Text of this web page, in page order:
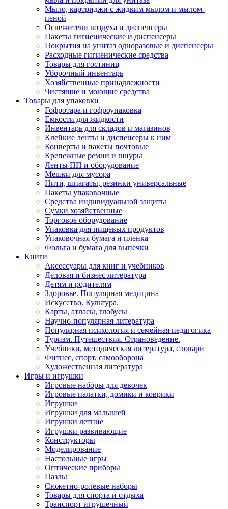
Мыло, картриджи с жидким мылом и мылом-
пеной
Освежители воздуха и диспенсеры
Пакеты гигиенические и диспенсеры
Покрытия на унитаз одноразовые и диспенсеры
Расходные гигиенические средства
Товары для гостиниц
Уборочный инвентарь
Хозяйственные принадлежности
Чистящие и моющие средства
Товары для упаковки
Гофротара и гофроупаковка
Емкости для жидкости
Инвентарь для складов и магазинов
Клейкие ленты и диспенсеры к ним
Конверты и пакеты почтовые
Крепежные ремни и шнуры
Ленты ПП и оборудование
Мешки для мусора
Нити, шпагаты, резинки универсальные
Пакеты упаковочные
Средства индивидуальной защиты
Сумки хозяйственные
Торговое оборудование
Упаковка для пищевых продуктов
Упаковочная бумага и пленка
Фольга и бумага для выпечки
Книги
Аксессуары для книг и учебников
Деловая и бизнес литература
Детям и родителям
Здоровье. Популярная медицина
Искусство. Культура.
Карты, атласы, глобусы
Научно-популярная литература
Популярная психология и семейная педагогика
Туризм. Путешествия. Страноведение.
Учебники, методическая литература, словари
Фитнес, спорт, самооборона
Художественная литература
Игры и игрушки
Игровые наборы для девочек
Игровые палатки, домики и коврики
Игрушки
Игрушки для малышей
Игрушки летние
Игрушки развивающие
Конструкторы
Моделирование
Настольные игры
Оптические приборы
Пазлы
Сюжетно-ролевые наборы
Товары для спорта и отдыха
Транспорт игрушечный